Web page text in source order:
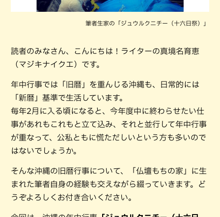
筆者生家の「ジュウルクニチー（十六日祭）」
読者のみなさん、こんにちは！ライターの真境名育恵
（マジキナイクエ）です。
年中行事では「旧暦」を重んじる沖縄も、日常的には
「新暦」基準で生活しています。
毎年2月に入る頃になると、今年度中に終わらせたい仕
事があれもこれもと立て込み、それと並行して年中行事
が重なって、公私ともに慌ただしいという方も多いので
はないでしょうか。
そんな沖縄の旧暦行事について、「仏壇もちの家」に生
まれた筆者自身の経験も交えながら綴っていきます。ど
うぞよろしくお付き合いください。